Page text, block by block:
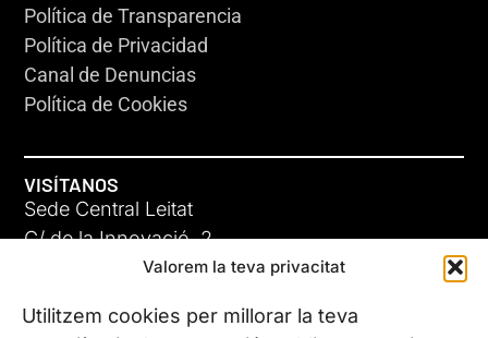
Valorem la teva privacitat
Utilitzem cookies per millorar la teva
Política de Transparencia
Política de Privacidad
Canal de Denuncias
Política de Cookies
VISÍTANOS
Sede Central Leitat
C/ de la Innovació, 2
08225 Terrassa, (Barcelona)
Conoce todas nuestras sedes